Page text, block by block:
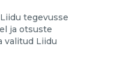
tegevusse
ja otsuste
valitud Liidu